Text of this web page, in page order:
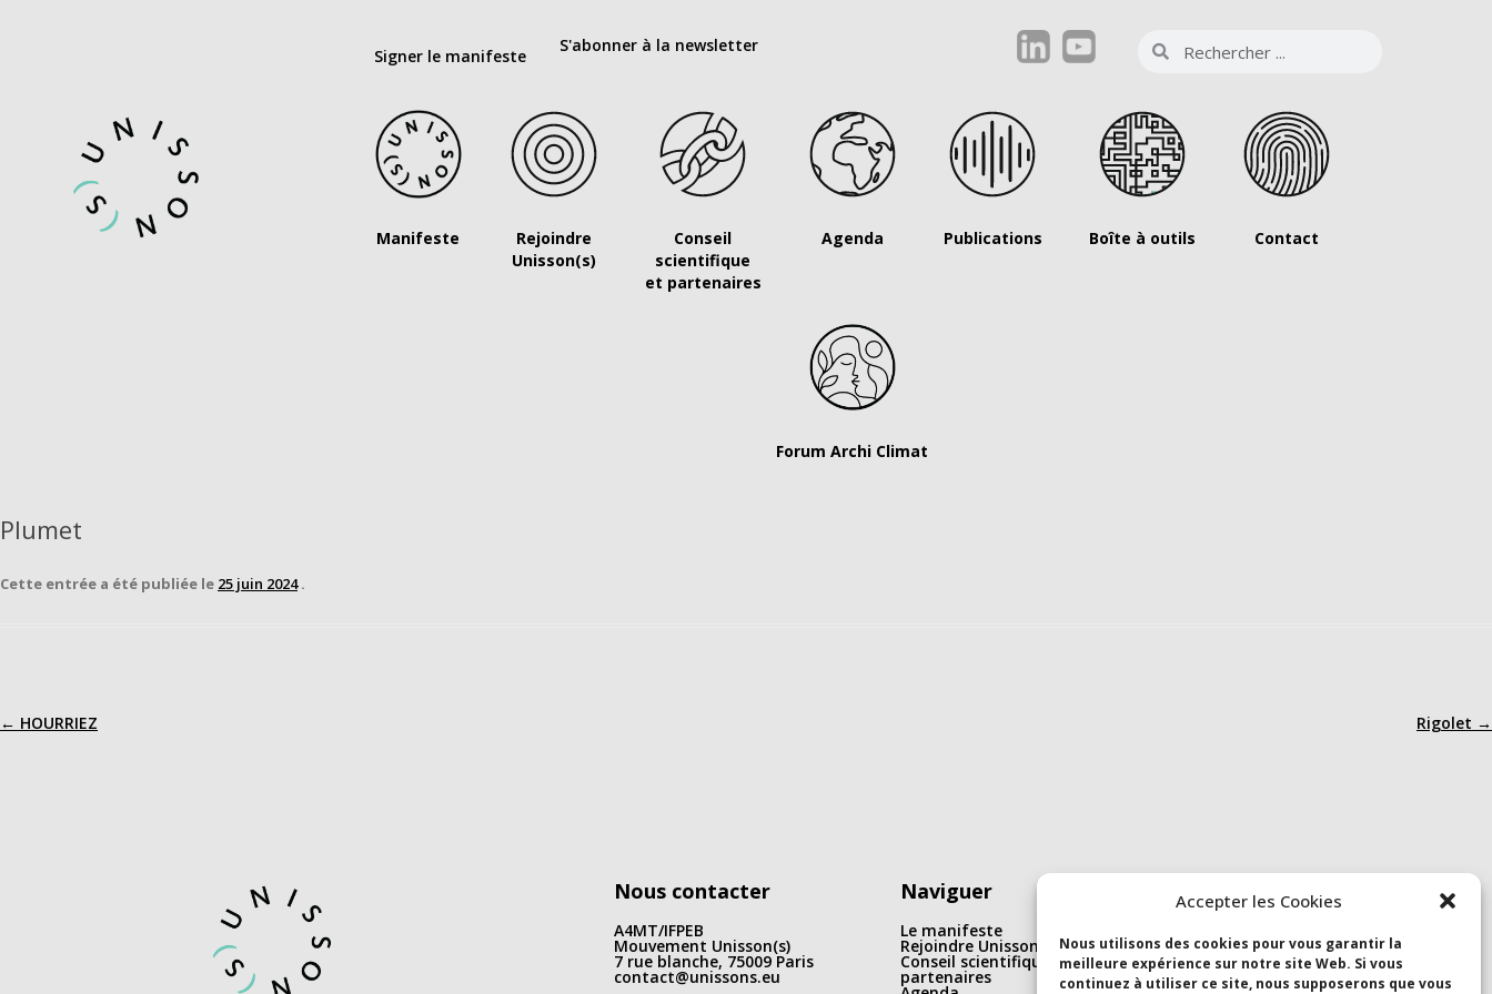
Accepter les Cookies
Nous utilisons des cookies pour vous garantir la
meilleure expérience sur notre site Web. Si vous
continuez à utiliser ce site, nous supposerons que vous
Signer le manifeste
S'abonner à la newsletter
Manifeste
Rejoindre
Unisson(s)
Conseil
scientifique
et partenaires
Agenda Publications Boîte à outils Contact
Forum Archi Climat
Plumet
Cette entrée a été publiée le 25 juin 2024 .
Navigation
← HOURRIEZ Rigolet →
Nous contacter
A4MT/IFPEB
Mouvement Unisson(s)
7 rue blanche, 75009 Paris
contact@unissons.eu
Naviguer
Le manifeste
Rejoindre Unisson(s)
Conseil scientifique et
partenaires
Nous suivre
S’abonner à la newsletter
Youtube